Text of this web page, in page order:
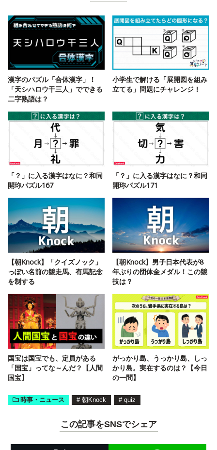
漢字のパズル「合体漢字」！
「天シハロウ干三人」でできる
二字熟語は？
小学生で解ける「展開図を組み
立てる」問題にチャレンジ！
「？」に入る漢字はなに？和同
開珎パズル167
「？」に入る漢字はなに？和同
開珎パズル171
【朝Knock】「クイズノック」
っぽい名前の競走馬、有馬記念
を制する
【朝Knock】男子日本代表が8
年ぶりの団体金メダル！この競
技は？
国宝は国宝でも、定員がある
「国宝」ってな～んだ？【人間
国宝】
がっかり島、うっかり島、しっ
かり島。実在するのは？【今日
の一問】
時事・ニュース # 朝Knock # quiz
この記事をSNSでシェア